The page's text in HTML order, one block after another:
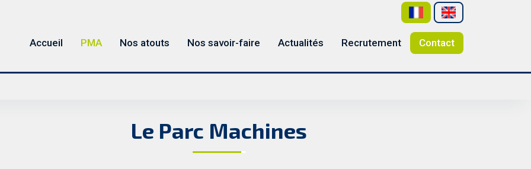
Accueil PMA Nos atouts Nos savoir-faire Actualités Recrutement Contact
Le Parc Machines